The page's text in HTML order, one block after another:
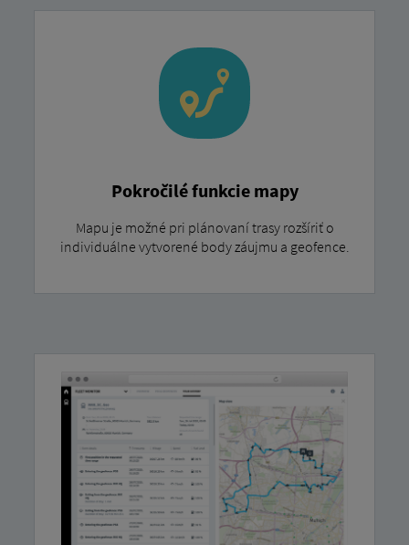
Pokročilé funkcie mapy
Mapu je možné pri plánovaní trasy rozšíriť o
individuálne vytvorené body záujmu a geofence.